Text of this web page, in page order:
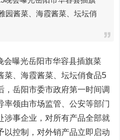
园酱菜、海霞酱菜、坛坛俏
曝光岳阳市华容县插旗菜
菜、海霞酱菜、坛坛俏食品5
，岳阳市委市政府第一时间调
率领由市场监管、公安等部门
涉事企业，对所有产品全部就
以控制，对外销产品立即启动